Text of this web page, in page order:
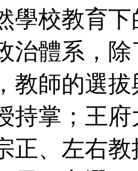
學校教育
治體系，
教師的選
持掌；王
正、左右